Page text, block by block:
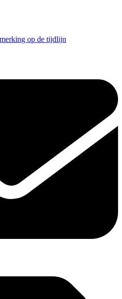
op de tijdlijn